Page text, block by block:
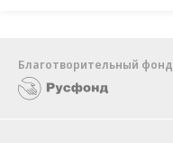
Благотворительный фонд